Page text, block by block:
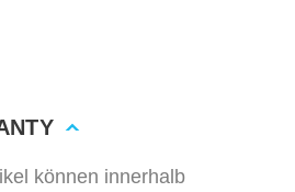
können innerhalb